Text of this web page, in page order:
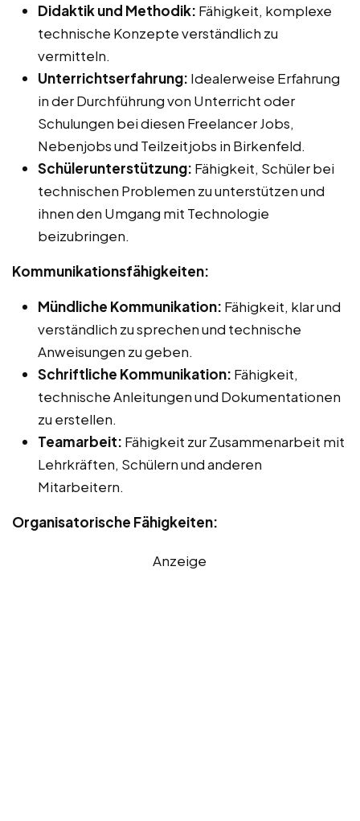
Didaktik und Methodik: Fähigkeit, komplexe
technische Konzepte verständlich zu
vermitteln.
Unterrichtserfahrung: Idealerweise Erfahrung
in der Durchführung von Unterricht oder
Schulungen bei diesen Freelancer Jobs,
Nebenjobs und Teilzeitjobs in Birkenfeld.
Schülerunterstützung: Fähigkeit, Schüler bei
technischen Problemen zu unterstützen und
ihnen den Umgang mit Technologie
beizubringen.
Kommunikationsfähigkeiten:
Mündliche Kommunikation: Fähigkeit, klar und
verständlich zu sprechen und technische
Anweisungen zu geben.
Schriftliche Kommunikation: Fähigkeit,
technische Anleitungen und Dokumentationen
zu erstellen.
Teamarbeit: Fähigkeit zur Zusammenarbeit mit
Lehrkräften, Schülern und anderen
Mitarbeitern.
Organisatorische Fähigkeiten:
Anzeige